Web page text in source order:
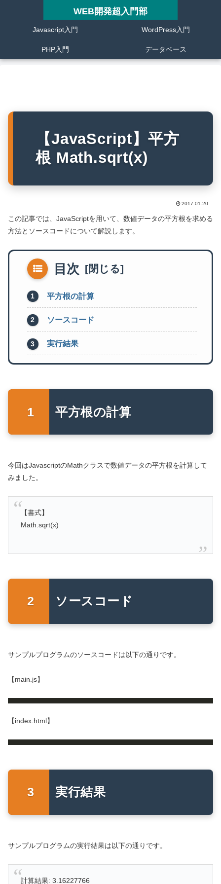
WEB開発超入門部
Javascript入門 WordPress入門
PHP入門 データベース
【JavaScript】平方
根 Math.sqrt(x)
2017.01.20
この記事では、JavaScriptを用いて、数値データの平方根を求める
方法とソースコードについて解説します。
目次
平方根の計算
ソースコード
実行結果
平方根の計算
今回はJavascriptのMathクラスで数値データの平方根を計算して
みました。
【書式】
Math.sqrt(x)
ソースコード
サンプルプログラムのソースコードは以下の通りです。
【main.js】
【index.html】
実行結果
サンプルプログラムの実行結果は以下の通りです。
計算結果: 3.16227766